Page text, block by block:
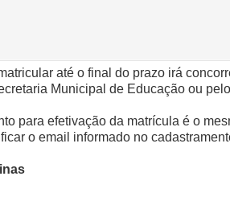
até o final do prazo irá
Municipal de Educação ou
para efetivação da matrícula é o
o email informado no